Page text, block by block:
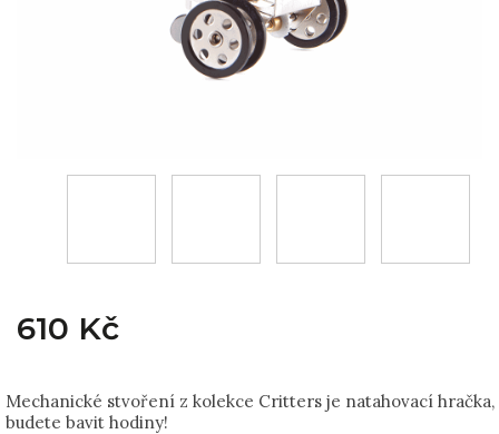
610 Kč
Mechanické stvoření z kolekce Critters je natahovací hračka,
budete bavit hodiny!